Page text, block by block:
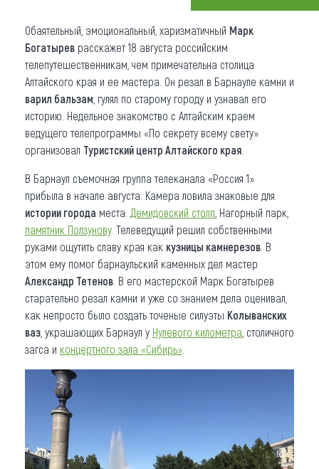
О регионе
Коллекция впечатлений
Другие рубрики
Обаятельный, эмоциональный, харизматичный Марк
Богатырев расскажет 18 августа российским
телепутешественникам, чем примечательна столица
Алтайского края и ее мастера. Он резал в Барнауле камни и
варил бальзам , гулял по старому городу и узнавал его
историю. Недельное знакомство с Алтайским краем
ведущего телепрограммы «По секрету всему свету»
организовал Туристский центр Алтайского края
В Барнаул съемочная группа телеканала «Россия 1»
прибыла в начале августа. Камера ловила знаковые для
истории города места: Демидовский столп , Нагорный парк,
памятник Ползунову. Телеведущий решил собственными
руками ощутить славу края как кузницы камнерезов . В
этом ему помог барнаульский каменных дел мастер
Александр Тетенов . В его мастерской Марк Богатырев
старательно резал камни и уже со знанием дела оценивал,
как непросто было создать точеные силуэты Колыванских
ваз , украшающих Барнаул у Нулевого километра , столичного
загса и концертного зала «Сибирь»